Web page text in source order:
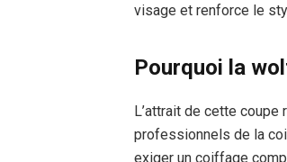
visage et renforce le
Pourquoi la
L’attrait de cette
professionnels de la
exiger un coiffage